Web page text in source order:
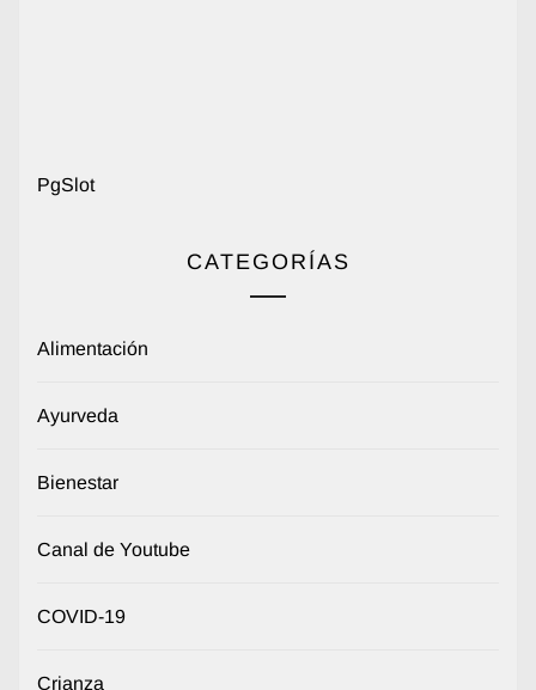
PgSlot
CATEGORÍAS
Alimentación
Ayurveda
Bienestar
Canal de Youtube
COVID-19
Crianza